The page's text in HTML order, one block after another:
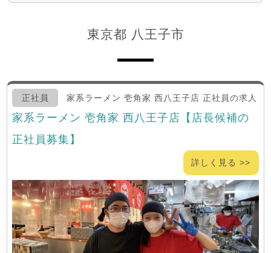
東京都 八王子市
正社員 家系ラーメン 壱角家 西八王子店 正社員の求人
家系ラーメン 壱角家 西八王子店【店長候補の
正社員募集】
詳しく見る >>